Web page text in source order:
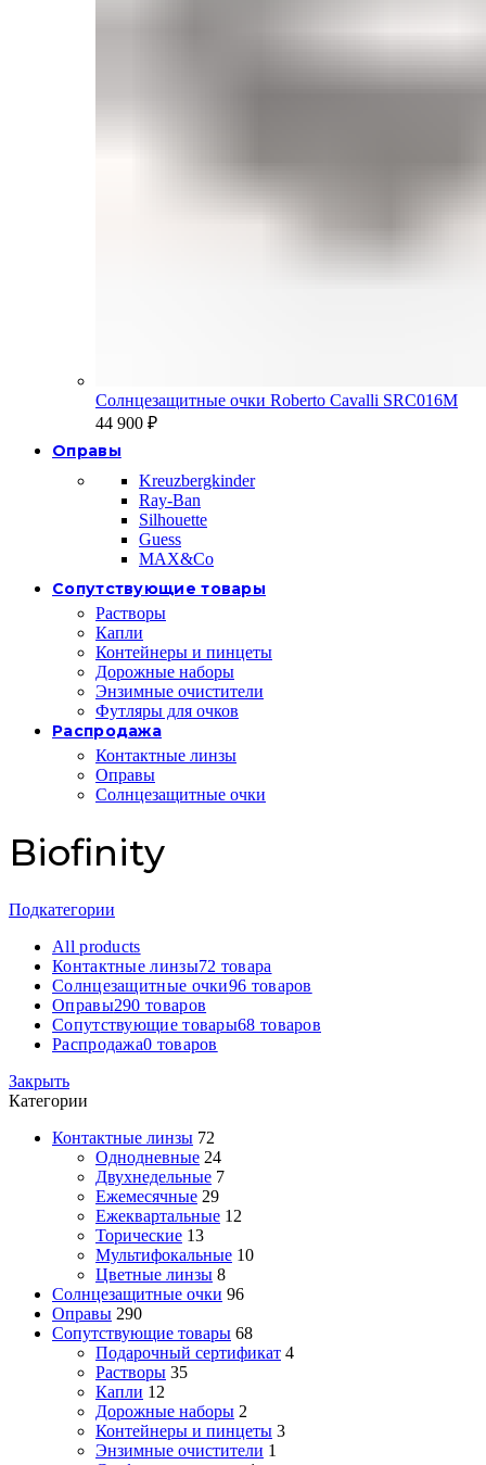
Солнцезащитные очки Roberto Cavalli SRC016M
44 900 ₽
Оправы
Kreuzbergkinder
Ray-Ban
Silhouette
Guess
MAX&Co
Сопутствующие товары
Растворы
Капли
Контейнеры и пинцеты
Дорожные наборы
Энзимные очистители
Футляры для очков
Распродажа
Контактные линзы
Оправы
Солнцезащитные очки
Biofinity
Подкатегории
Allproducts
Контактные линзы72 товара
Солнцезащитные очки96 товаров
Оправы290 товаров
Сопутствующие товары68 товаров
Распродажа0 товаров
Закрыть
Категории
Контактные линзы 72
Однодневные 24
Двухнедельные 7
Ежемесячные 29
Ежеквартальные 12
Торические 13
Мультифокальные 10
Цветные линзы 8
Солнцезащитные очки 96
Оправы 290
Сопутствующие товары 68
Подарочный сертификат 4
Растворы 35
Капли 12
Дорожные наборы 2
Контейнеры и пинцеты 3
Энзимные очистители 1